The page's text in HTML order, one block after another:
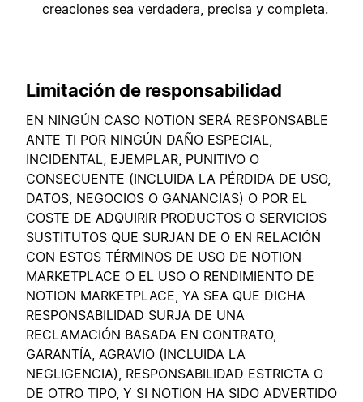
creaciones sea verdadera, precisa y completa.
Limitación de responsabilidad
EN NINGÚN CASO NOTION SERÁ RESPONSABLE
ANTE TI POR NINGÚN DAÑO ESPECIAL,
INCIDENTAL, EJEMPLAR, PUNITIVO O
CONSECUENTE (INCLUIDA LA PÉRDIDA DE USO,
DATOS, NEGOCIOS O GANANCIAS) O POR EL
COSTE DE ADQUIRIR PRODUCTOS O SERVICIOS
SUSTITUTOS QUE SURJAN DE O EN RELACIÓN
CON ESTOS TÉRMINOS DE USO DE NOTION
MARKETPLACE O EL USO O RENDIMIENTO DE
NOTION MARKETPLACE, YA SEA QUE DICHA
RESPONSABILIDAD SURJA DE UNA
RECLAMACIÓN BASADA EN CONTRATO,
GARANTÍA, AGRAVIO (INCLUIDA LA
NEGLIGENCIA), RESPONSABILIDAD ESTRICTA O
DE OTRO TIPO, Y SI NOTION HA SIDO ADVERTIDO